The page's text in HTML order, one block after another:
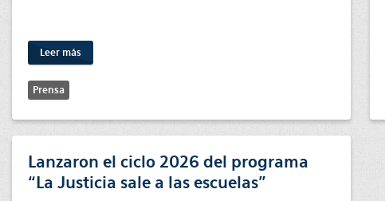
Leer más
Prensa
Lanzaron el ciclo 2026 del programa
“La Justicia sale a las escuelas”